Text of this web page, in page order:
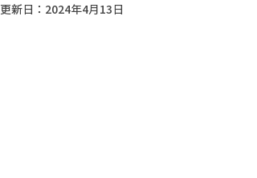
更新日： 2024年4月13日